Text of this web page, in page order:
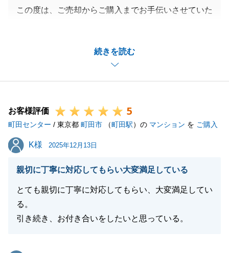
続きを読む
この度は、ご売却からご購入までお手伝いさせていた
今後もお力になれることがありましたら、お気軽にお
声がけくださいませ。
閉じる
お客様評価 5
町田センター / 東京都 町田市 （町田駅）の マンション を ご購入
K様
K様 2025年12月13日
親切に丁寧に対応してもらい大変満足している
とても親切に丁寧に対応してもらい、大変満足してい
る。
引き続き、お付き合いをしたいと思っている。